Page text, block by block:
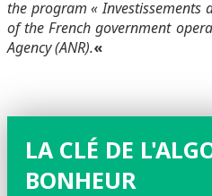
the program « Investissements
of the French government
Agency (ANR).«
LA CLÉ DE
BONHEUR